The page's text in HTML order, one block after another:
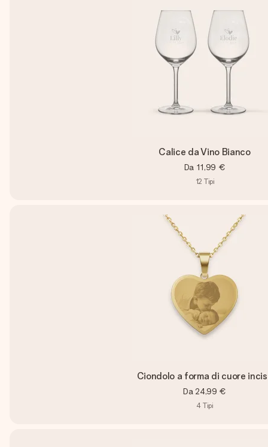
Calice da Vino Bianco
Da 11,99 €
12 Tipi
Ciondolo a forma di cuore
Da 24,99 €
4 Tipi